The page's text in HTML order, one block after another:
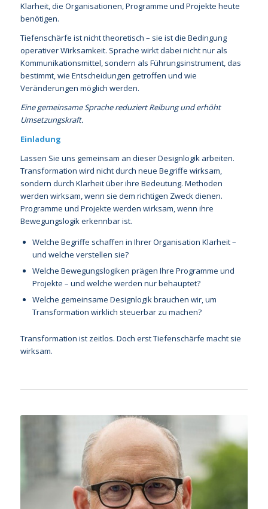
Klarheit, die Organisationen, Programme und Projekte heute
benötigen.
Tiefenschärfe ist nicht theoretisch – sie ist die Bedingung
operativer Wirksamkeit. Sprache wirkt dabei nicht nur als
Kommunikationsmittel, sondern als Führungsinstrument, das
bestimmt, wie Entscheidungen getroffen und wie
Veränderungen möglich werden.
Eine gemeinsame Sprache reduziert Reibung und erhöht
Umsetzungskraft.
Einladung
Lassen Sie uns gemeinsam an dieser Designlogik arbeiten.
Transformation wird nicht durch neue Begriffe wirksam,
sondern durch Klarheit über ihre Bedeutung. Methoden
werden wirksam, wenn sie dem richtigen Zweck dienen.
Programme und Projekte werden wirksam, wenn ihre
Bewegungslogik erkennbar ist.
Welche Begriffe schaffen in Ihrer Organisation Klarheit –
und welche verstellen sie?
Welche Bewegungslogiken prägen Ihre Programme und
Projekte – und welche werden nur behauptet?
Welche gemeinsame Designlogik brauchen wir, um
Transformation wirklich steuerbar zu machen?
Transformation ist zeitlos. Doch erst Tiefenschärfe macht sie
wirksam.